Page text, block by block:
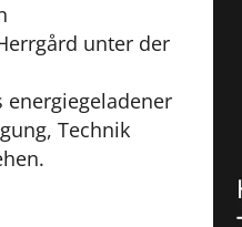
unter der
energiegeladener
Technik